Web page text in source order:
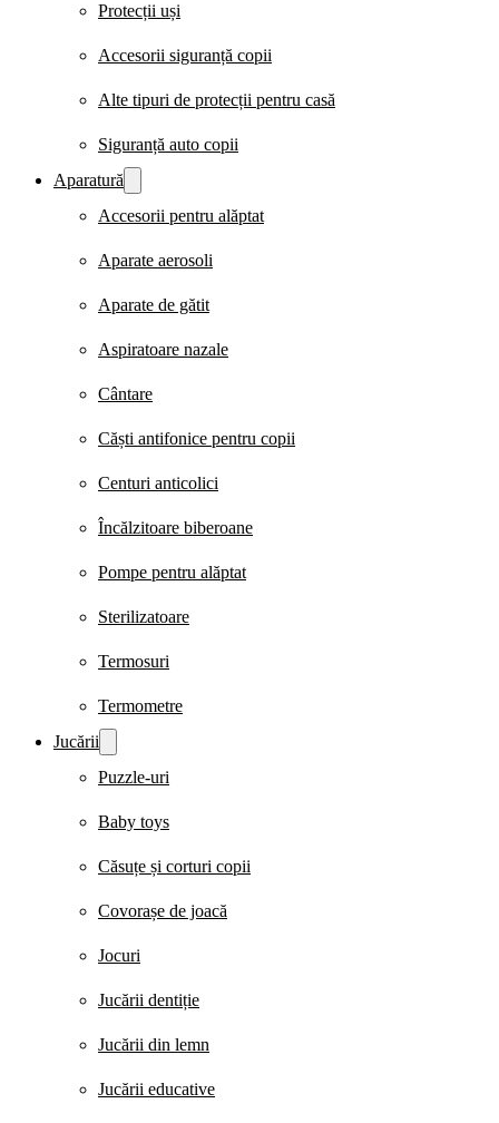
Protecții uși
Accesorii siguranță copii
Alte tipuri de protecții pentru casă
Siguranță auto copii
Aparatură
Accesorii pentru alăptat
Aparate aerosoli
Aparate de gătit
Aspiratoare nazale
Cântare
Căști antifonice pentru copii
Centuri anticolici
Încălzitoare biberoane
Pompe pentru alăptat
Sterilizatoare
Termosuri
Termometre
Jucării
Puzzle-uri
Baby toys
Căsuțe și corturi copii
Covorașe de joacă
Jocuri
Jucării dentiție
Jucării din lemn
Jucării educative